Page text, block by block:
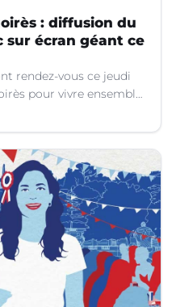
: diffusion du
sur écran géant ce
rendez-vous ce jeudi
pour vivre ensemble
du Monde 2026.